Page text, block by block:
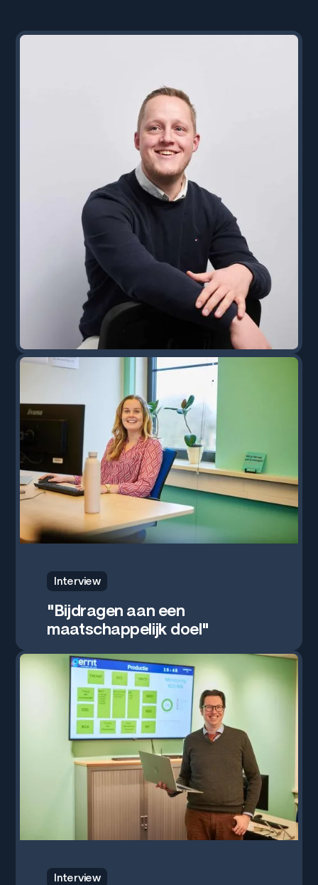
Interview
"Gewoon samen doen"
Interview
"Bijdragen aan een
maatschappelijk doel"
2 jul. 2026
Interview